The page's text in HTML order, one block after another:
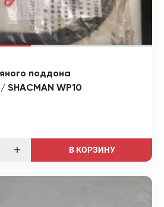
поддона
SHACMAN WP10
В КОРЗИНУ